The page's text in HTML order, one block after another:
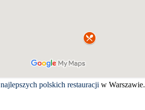
najlepszych polskich restauracji w Warszawie.